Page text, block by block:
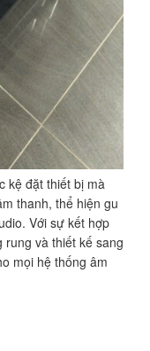
kệ đặt thiết bị mà
thanh, thể hiện gu
Với sự kết hợp
và thiết kế sang
mọi hệ thống âm